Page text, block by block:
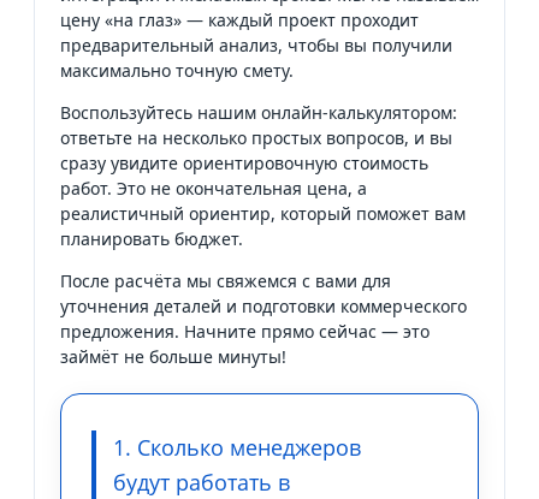
цену «на глаз» — каждый проект проходит
предварительный анализ, чтобы вы получили
максимально точную смету.
Воспользуйтесь нашим онлайн-калькулятором:
ответьте на несколько простых вопросов, и вы
сразу увидите ориентировочную стоимость
работ. Это не окончательная цена, а
реалистичный ориентир, который поможет вам
планировать бюджет.
После расчёта мы свяжемся с вами для
уточнения деталей и подготовки коммерческого
предложения. Начните прямо сейчас — это
займёт не больше минуты!
1. Сколько менеджеров
будут работать в